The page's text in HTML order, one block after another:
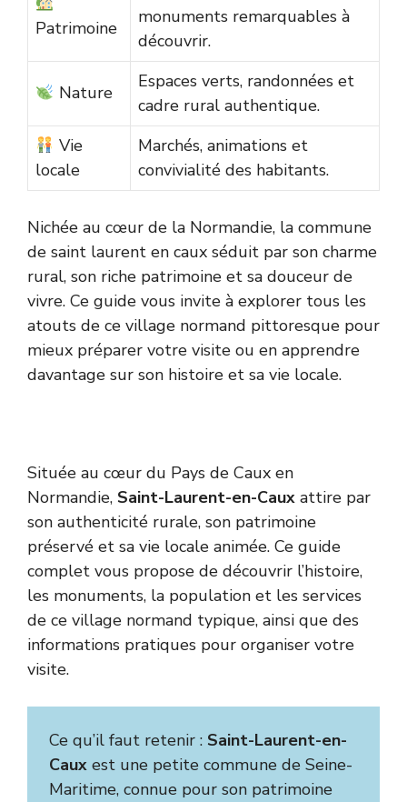
Patrimoine
monuments remarquables à
découvrir.
Nature
Espaces verts, randonnées et
cadre rural authentique.
Vie
locale
Marchés, animations et
convivialité des habitants.
Nichée au cœur de la Normandie, la commune
de saint laurent en caux séduit par son charme
rural, son riche patrimoine et sa douceur de
vivre. Ce guide vous invite à explorer tous les
atouts de ce village normand pittoresque pour
mieux préparer votre visite ou en apprendre
davantage sur son histoire et sa vie locale.
Située au cœur du Pays de Caux en
Normandie, Saint-Laurent-en-Caux attire par
son authenticité rurale, son patrimoine
préservé et sa vie locale animée. Ce guide
complet vous propose de découvrir l’histoire,
les monuments, la population et les services
de ce village normand typique, ainsi que des
informations pratiques pour organiser votre
visite.
Ce qu’il faut retenir : Saint-Laurent-en-
Caux est une petite commune de Seine-
Maritime, connue pour son patrimoine